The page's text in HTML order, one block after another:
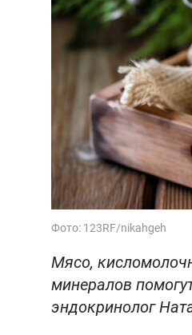
Фото: 123RF/nikahgeh
Мясо,
минералов
эндокринолог